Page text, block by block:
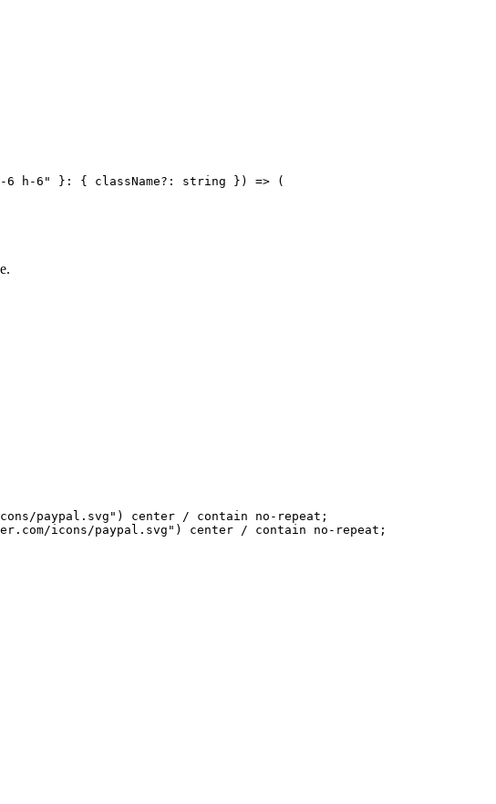
6 h-6" }: { className?: string }) => (
paypal.svg") center / contain no-repeat;
icons/paypal.svg") center / contain no-repeat;